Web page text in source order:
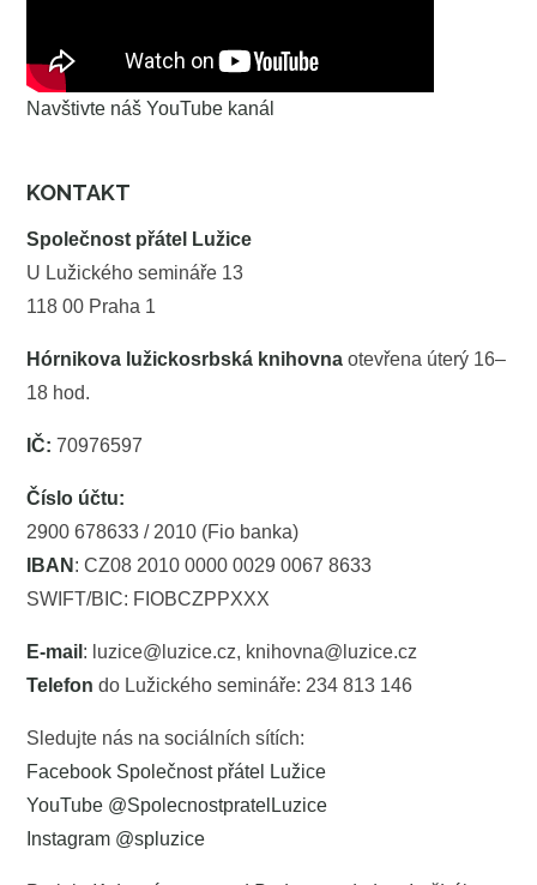
Navštivte náš YouTube kanál
KONTAKT
Společnost přátel Lužice
U Lužického semináře 13
118 00 Praha 1
Hórnikova lužickosrbská knihovna otevřena úterý 16–
18 hod.
IČ: 70976597
Číslo účtu:
2900 678633 / 2010 (Fio banka)
IBAN : CZ08 2010 0000 0029 0067 8633
SWIFT/BIC: FIOBCZPPXXX
E-mail : luzice@luzice.cz, knihovna@luzice.cz
Telefon do Lužického semináře: 234 813 146
Sledujte nás na sociálních sítích:
Facebook Společnost přátel Lužice
YouTube @SpolecnostpratelLuzice
Instagram @spluzice